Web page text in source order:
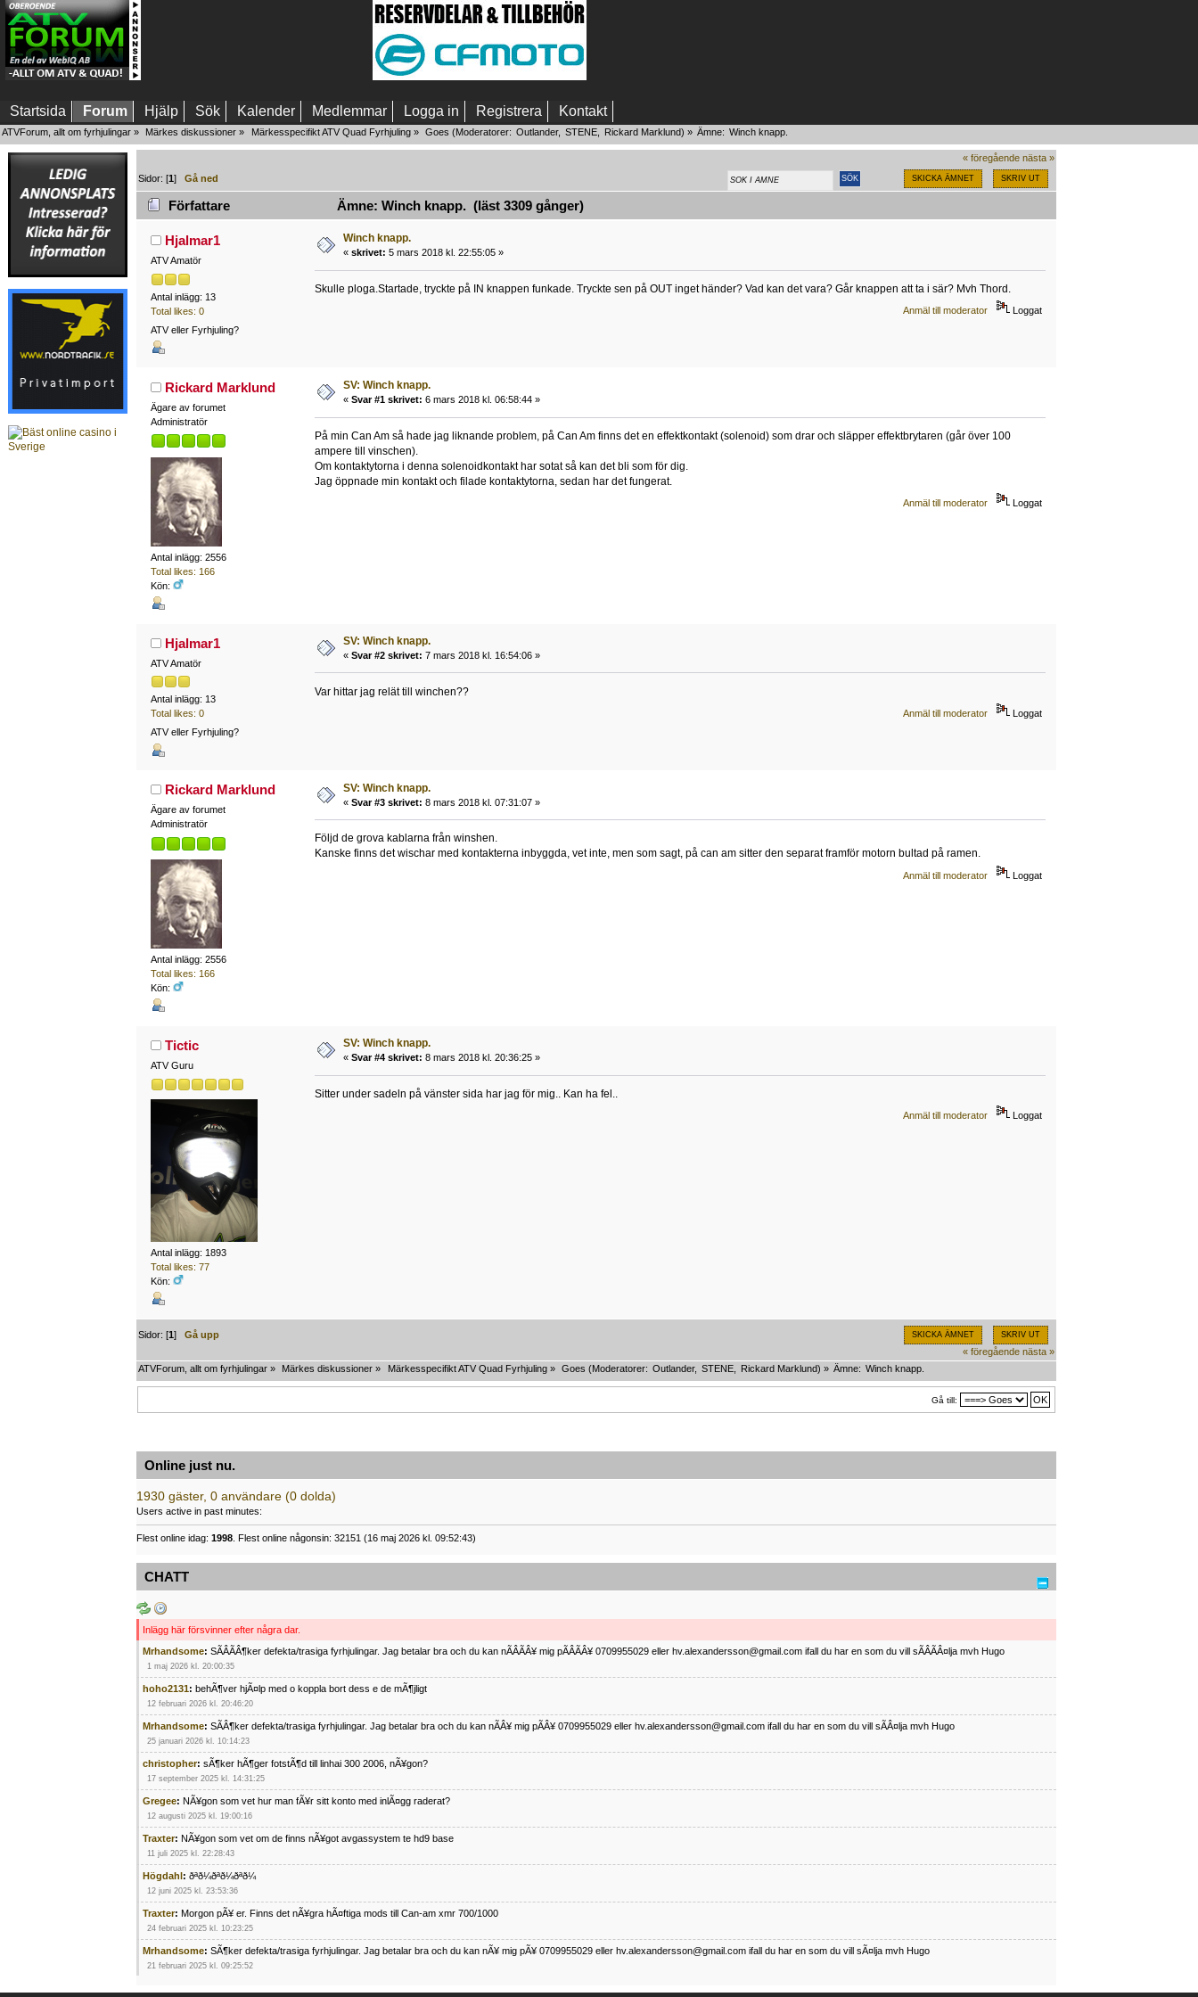
Startsida Forum Hjälp Sök Kalender Medlemmar Logga in Registrera Kontakt
ATVForum, allt om fyrhjulingar » Märkes diskussioner » Märkesspecifikt ATV Quad Fyrhjuling» Goes (Moderatorer: Outlander, STENE, Rickard Marklund) » Ämne: Winch knapp.
« föregående nästa »
SKICKA ÄMNET SKRIV UT
Sidor: [1]Gå ned
Författare Ämne: Winch knapp. (läst 3309 gånger)
Hjalmar1
ATV Amatör
Antal inlägg: 13
Total likes: 0
ATV eller Fyrhjuling?
Winch knapp.
« skrivet: 5 mars 2018 kl. 22:55:05 »
Skulle ploga.Startade, tryckte på IN knappen funkade. Tryckte sen på OUT inget händer? Vad kan det vara? Går knappen att ta i sär? Mvh Thord.
Anmäl till moderator Loggat
Rickard Marklund
Ägare av forumet
Administratör
Antal inlägg: 2556
Total likes: 166
Kön:
SV: Winch knapp.
« Svar #1 skrivet: 6 mars 2018 kl. 06:58:44 »
På min Can Am så hade jag liknande problem, på Can Am finns det en effektkontakt (solenoid) som drar och släpper effektbrytaren (går över 100
ampere till vinschen).
Om kontaktytorna i denna solenoidkontakt har sotat så kan det bli som för dig.
Jag öppnade min kontakt och filade kontaktytorna, sedan har det fungerat.
Anmäl till moderator Loggat
Hjalmar1
ATV Amatör
Antal inlägg: 13
Total likes: 0
ATV eller Fyrhjuling?
SV: Winch knapp.
« Svar #2 skrivet: 7 mars 2018 kl. 16:54:06 »
Var hittar jag relät till winchen??
Anmäl till moderator Loggat
Rickard Marklund
Ägare av forumet
Administratör
Antal inlägg: 2556
Total likes: 166
Kön:
SV: Winch knapp.
« Svar #3 skrivet: 8 mars 2018 kl. 07:31:07 »
Följd de grova kablarna från winshen.
Kanske finns det wischar med kontakterna inbyggda, vet inte, men som sagt, på can am sitter den separat framför motorn bultad på ramen.
Anmäl till moderator Loggat
Tictic
ATV Guru
Antal inlägg: 1893
Total likes: 77
Kön:
SV: Winch knapp.
« Svar #4 skrivet: 8 mars 2018 kl. 20:36:25 »
Sitter under sadeln på vänster sida har jag för mig.. Kan ha fel..
Anmäl till moderator Loggat
SKICKA ÄMNET SKRIV UT
Sidor: [1]Gå upp
« föregående nästa »
ATVForum, allt om fyrhjulingar » Märkes diskussioner » Märkesspecifikt ATV Quad Fyrhjuling» Goes (Moderatorer: Outlander, STENE, Rickard Marklund) » Ämne: Winch knapp.
Gå till:
Online just nu.
1930 gäster, 0 användare (0 dolda)
Users active in past minutes:
Flest online idag: 1998 . Flest online någonsin: 32151 (16 maj 2026 kl. 09:52:43)
CHATT
Inlägg här försvinner efter några dar.
Mrhandsome: SÃÂÃÂ¶ker defekta/trasiga fyrhjulingar. Jag betalar bra och du kan nÃÂÃÂ¥ mig pÃÂÃÂ¥ 0709955029 eller hv.alexandersson@gmail.com ifall du har en som du vill sÃÂÃÂ¤lja mvh Hugo
1 maj 2026 kl. 20:00:35
hoho2131: behÃ¶ver hjÃ¤lp med o koppla bort dess e de mÃ¶jligt
12 februari 2026 kl. 20:46:20
Mrhandsome: SÃÂ¶ker defekta/trasiga fyrhjulingar. Jag betalar bra och du kan nÃÂ¥ mig pÃÂ¥ 0709955029 eller hv.alexandersson@gmail.com ifall du har en som du vill sÃÂ¤lja mvh Hugo
25 januari 2026 kl. 10:14:23
christopher: sÃ¶ker hÃ¶ger fotstÃ¶d till linhai 300 2006, nÃ¥gon?
17 september 2025 kl. 14:31:25
Gregee: NÃ¥gon som vet hur man fÃ¥r sitt konto med inlÃ¤gg raderat?
12 augusti 2025 kl. 19:00:16
Traxter: NÃ¥gon som vet om de finns nÃ¥got avgassystem te hd9 base
11 juli 2025 kl. 22:28:43
Högdahl : ðªð¼ðªð¼ðªð¼
12 juni 2025 kl. 23:53:36
Traxter: Morgon pÃ¥ er. Finns det nÃ¥gra hÃ¤ftiga mods till Can-am xmr 700/1000
24 februari 2025 kl. 10:23:25
Mrhandsome: SÃ¶ker defekta/trasiga fyrhjulingar. Jag betalar bra och du kan nÃ¥ mig pÃ¥ 0709955029 eller hv.alexandersson@gmail.com ifall du har en som du vill sÃ¤lja mvh Hugo
21 februari 2025 kl. 09:25:52